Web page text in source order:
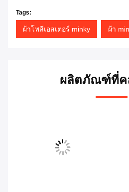
Tags:
ผ้าโพลีเอสเตอร์ minky ผ้า
ผลิตภัณฑ์ที่ค